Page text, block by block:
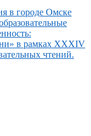
в городе Омске
в рамках XXXIV
чтений.